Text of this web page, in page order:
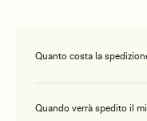
Quanto costa la
Quando verrà spedito il